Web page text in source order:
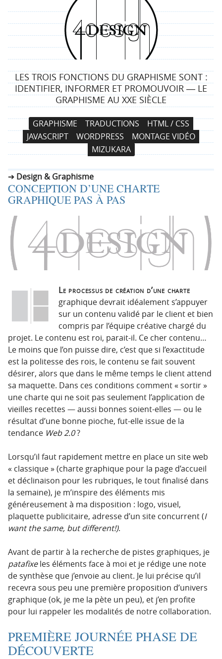
4
d
e
s
i
g
n
LES TROIS FONCTIONS DU GRAPHISME SONT :
IDENTIFIER, INFORMER ET PROMOUVOIR ― LE
GRAPHISME AU XXE SIÈCLE
a
t
i
n
r
l
e
a
u
c
n
e
n
GRAPHISME TRADUCTIONS
HTML / CSS
JAVASCRIPT
WORDPRESS
MONTAGE VIDÉO
MIZUKARA
Design & Graphisme
CONCEPTION D’UNE CHARTE
GRAPHIQUE PAS À PAS
Le processus de création d’une charte
graphique devrait idéalement s’appuyer
sur un contenu validé par le client et bien
compris par l’équipe créative chargé du
projet. Le contenu est roi, parait-il. Ce cher contenu…
Le moins que l’on puisse dire, c’est que si l’exactitude
est la politesse des rois, le contenu se fait souvent
désirer, alors que dans le même temps le client attend
sa maquette. Dans ces conditions comment « sortir »
une charte qui ne soit pas seulement l’application de
vieilles recettes — aussi bonnes soient-elles — ou le
résultat d’une bonne pioche, fut-elle issue de la
tendance Web 2.0?
Lorsqu’il faut rapidement mettre en place un site web
« classique » (charte graphique pour la page d’accueil
et déclinaison pour les rubriques, le tout finalisé dans
la semaine), je m’inspire des éléments mis
généreusement à ma disposition : logo, visuel,
plaquette publicitaire, adresse d’un site concurrent (I
want the same, but different!).
Avant de partir à la recherche de pistes graphiques, je
patafixeles éléments face à moi et je rédige une note
de synthèse que j’envoie au client. Je lui précise qu’il
recevra sous peu une première proposition d’univers
graphique (ok, je me la pète un peu), et j’en profite
pour lui rappeler les modalités de notre collaboration.
PREMIÈRE JOURNÉE PHASE DE
DÉCOUVERTE